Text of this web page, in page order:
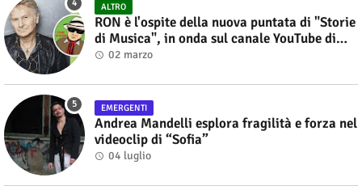
ALTRO
RON è l'ospite della nuova puntata di "Storie
di Musica", in onda sul canale YouTube di
Alberto Salerno
02 marzo
EMERGENTI
Andrea Mandelli esplora fragilità e forza nel
videoclip di “Sofia”
04 luglio